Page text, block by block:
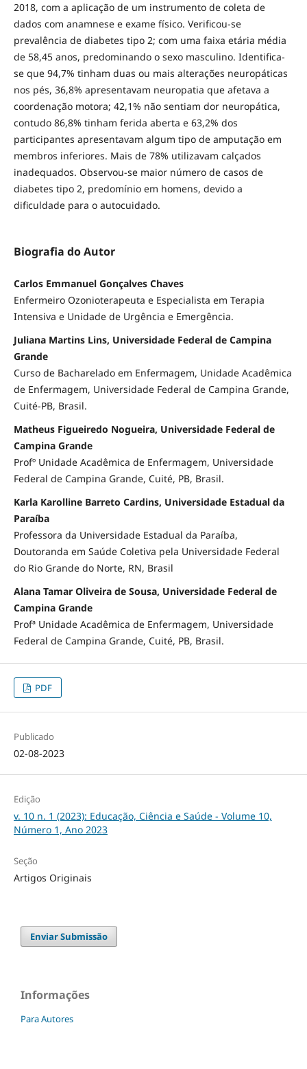
2018, com a aplicação de um instrumento de coleta de
dados com anamnese e exame físico. Verificou-se
prevalência de diabetes tipo 2; com uma faixa etária média
de 58,45 anos, predominando o sexo masculino. Identifica-
se que 94,7% tinham duas ou mais alterações neuropáticas
nos pés, 36,8% apresentavam neuropatia que afetava a
coordenação motora; 42,1% não sentiam dor neuropática,
contudo 86,8% tinham ferida aberta e 63,2% dos
participantes apresentavam algum tipo de amputação em
membros inferiores. Mais de 78% utilizavam calçados
inadequados. Observou-se maior número de casos de
diabetes tipo 2, predomínio em homens, devido a
dificuldade para o autocuidado.
Biografia do Autor
Carlos Emmanuel Gonçalves Chaves
Enfermeiro Ozonioterapeuta e Especialista em Terapia
Intensiva e Unidade de Urgência e Emergência.
Juliana Martins Lins, Universidade Federal de Campina
Grande
Curso de Bacharelado em Enfermagem, Unidade Acadêmica
de Enfermagem, Universidade Federal de Campina Grande,
Cuité-PB, Brasil.
Matheus Figueiredo Nogueira, Universidade Federal de
Campina Grande
Profº Unidade Acadêmica de Enfermagem, Universidade
Federal de Campina Grande, Cuité, PB, Brasil.
Karla Karolline Barreto Cardins, Universidade Estadual da
Paraíba
Professora da Universidade Estadual da Paraíba,
Doutoranda em Saúde Coletiva pela Universidade Federal
do Rio Grande do Norte, RN, Brasil
Alana Tamar Oliveira de Sousa, Universidade Federal de
Campina Grande
Profª Unidade Acadêmica de Enfermagem, Universidade
Federal de Campina Grande, Cuité, PB, Brasil.
PDF
Publicado
02-08-2023
Edição
v. 10 n. 1 (2023): Educação, Ciência e Saúde - Volume 10,
Número 1, Ano 2023
Seção
Artigos Originais
Enviar Submissão
Informações
Para Autores